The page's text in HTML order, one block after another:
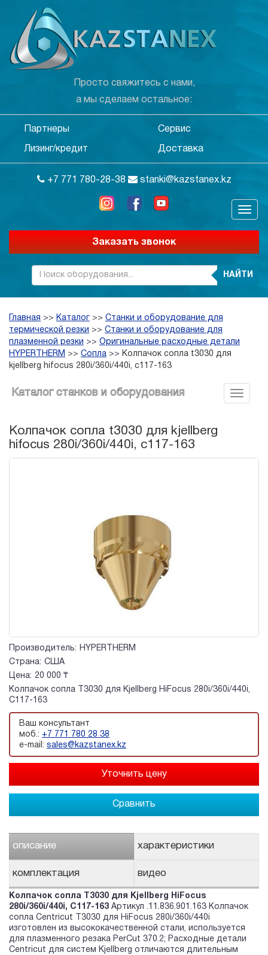
Просто свяжитесь с нами,
а мы сделаем остальное:
Партнеры Сервис
Лизинг/кредит Доставка
+7 771 780-28-38 stanki@kazstanex.kz
Заказать звонок
НАЙТИ
Главная >> Каталог >> Станки и оборудование для
термической резки >> Станки и оборудование для
плазменной резки >> Оригинальные расходные детали
HYPERTHERM >> Сопла >> Колпачок сопла t3030 для
kjellberg hifocus 280i/360i/440i, c117-163
Каталог станков и оборудования
Колпачок сопла t3030 для kjellberg
hifocus 280i/360i/440i, c117-163
Производитель:
HYPERTHERM
Страна: США
Цена: 20 000 ₸
Колпачок сопла T3030 для Kjellberg HiFocus 280i/360i/440i,
C117-163
Ваш консультант
моб.: +7 771 780 28 38
e-mail: sales@kazstanex.kz
Сравнить
описание характеристики
комплектация видео
Колпачок сопла T3030 для Kjellberg HiFocus
280i/360i/440i, C117-163 Артикул .11.836.901.163 Колпачок
сопла Centricut T3030 для HiFocus 280i/360i/440i
изготовлен из высококачественной стали, используется
для плазменного резака PerCut 370.2; Расходные детали
Centricut для систем Kjellberg отличаются длительным